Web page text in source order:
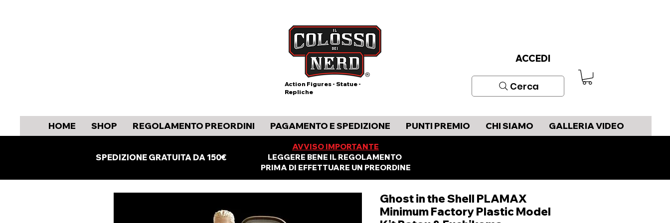
Action Figures - Statue -
Repliche
ACCEDI
Cerca
HOME SHOP REGOLAMENTO PREORDINI PAGAMENTO E SPEDIZIONE PUNTI PREMIO CHI SIAMO GALLERIA VIDEO
SPEDIZIONE GRATUITA DA 150€
AVVISO IMPORTANTE
LEGGERE BENE IL REGOLAMENTO
PRIMA DI EFFETTUARE UN PREORDINE
Ghost in the Shell PLAMAX
Minimum Factory Plastic Model